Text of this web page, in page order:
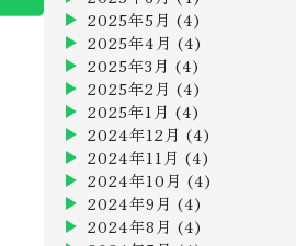
2025年5月 (4)
2025年4月 (4)
2025年3月 (4)
2025年2月 (4)
2025年1月 (4)
2024年12月 (4)
2024年11月 (4)
2024年10月 (4)
2024年9月 (4)
2024年8月 (4)